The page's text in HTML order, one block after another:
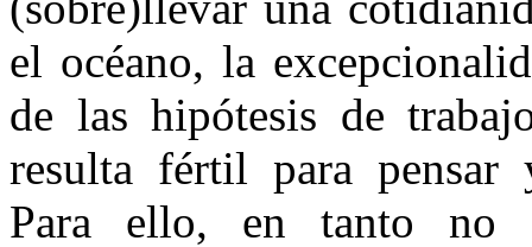
el océano, la
de las hipótesis de
resulta fértil para pensar
Para ello, en tanto no